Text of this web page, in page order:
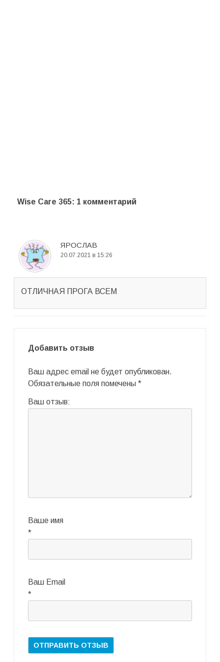
Wise Care 365: 1 комментарий
ЯРОСЛАВ
20.07.2021 в 15:26
ОТЛИЧНАЯ ПРОГА ВСЕМ
Добавить отзыв
Ваш адрес email не будет опубликован.
Обязательные поля помечены *
Ваш отзыв:
Ваше имя
*
Ваш Email
*